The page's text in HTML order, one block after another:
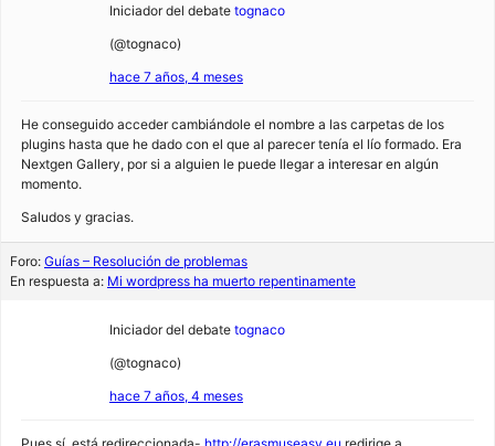
Iniciador del debate tognaco
(@tognaco)
hace 7 años, 4 meses
He conseguido acceder cambiándole el nombre a las carpetas de los
plugins hasta que he dado con el que al parecer tenía el lío formado. Era
Nextgen Gallery, por si a alguien le puede llegar a interesar en algún
momento.
Saludos y gracias.
Foro: Guías – Resolución de problemas
En respuesta a: Mi wordpress ha muerto repentinamente
Iniciador del debate tognaco
(@tognaco)
hace 7 años, 4 meses